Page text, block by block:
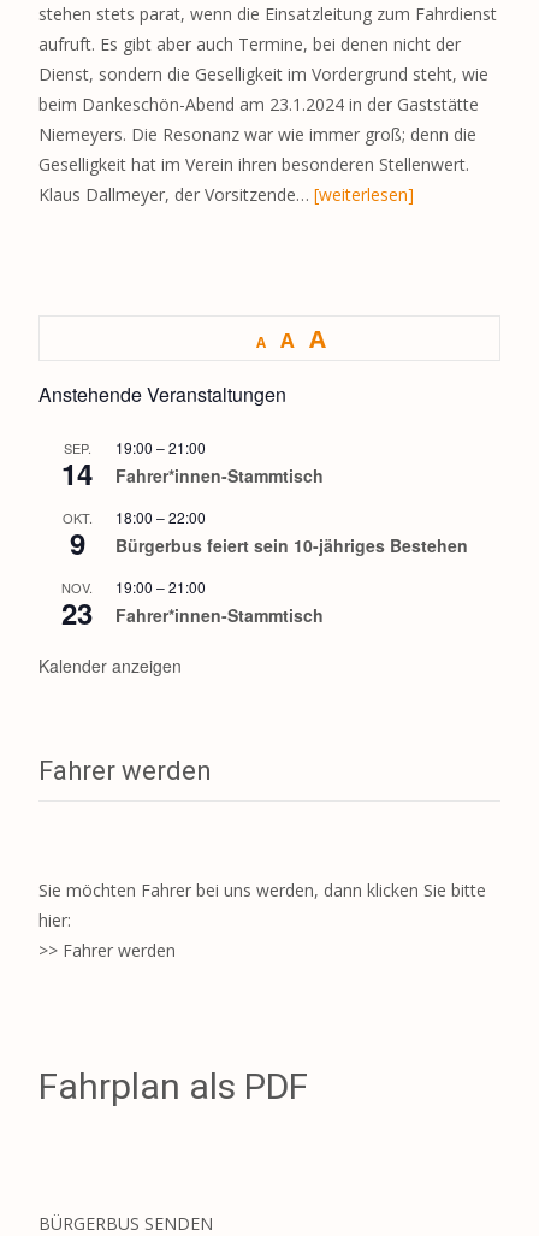
stehen stets parat, wenn die Einsatzleitung zum Fahrdienst
aufruft. Es gibt aber auch Termine, bei denen nicht der
Dienst, sondern die Geselligkeit im Vordergrund steht, wie
beim Dankeschön-Abend am 23.1.2024 in der Gaststätte
Niemeyers. Die Resonanz war wie immer groß; denn die
Geselligkeit hat im Verein ihren besonderen Stellenwert.
Klaus Dallmeyer, der Vorsitzende… [weiterlesen]
A A A
Anstehende Veranstaltungen
SEP.
14
19:00 –21:00
Fahrer*innen-Stammtisch
OKT.
9
18:00 –22:00
Bürgerbus feiert sein 10-jähriges Bestehen
NOV.
23
19:00 –21:00
Fahrer*innen-Stammtisch
Kalender anzeigen
Fahrer werden
Sie möchten Fahrer bei uns werden, dann klicken Sie bitte
hier:
>> Fahrer werden
Fahrplan als PDF
BÜRGERBUS SENDEN